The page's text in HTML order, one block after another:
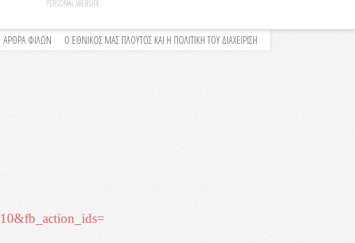
ΑΡΘΡΑ ΦΙΛΩΝ Ο ΕΘΝΙΚΟΣ ΜΑΣ ΠΛΟΥΤΟΣ ΚΑΙ Η ΠΟΛΙΤΙΚΗ ΤΟΥ ΔΙΑΧΕΙΡΙΣΗ
10&fb_action_ids=